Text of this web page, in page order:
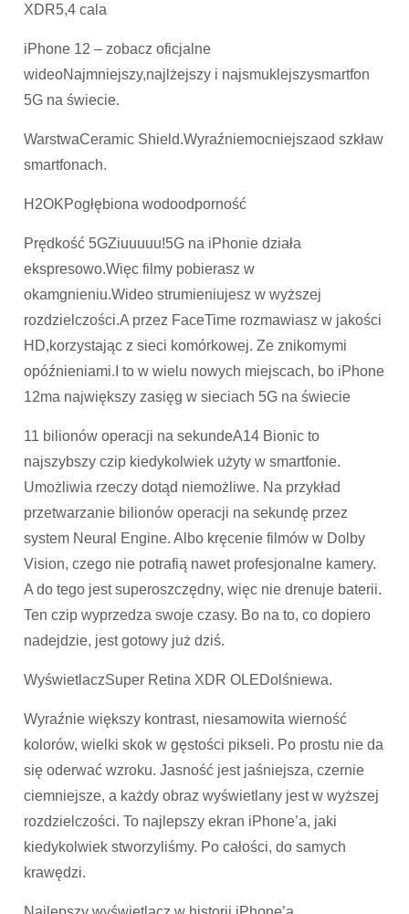
XDR5,4 cala
iPhone 12 – zobacz oficjalne
wideoNajmniejszy,najlżejszy i najsmuklejszysmartfon
5G na świecie.
WarstwaCeramic Shield.Wyraźniemocniejszaod szkław
smartfonach.
H2OKPogłębiona wodoodporność
Prędkość 5GZiuuuuu!5G na iPhonie działa
ekspresowo.Więc filmy pobierasz w
okamgnieniu.Wideo strumieniujesz w wyższej
rozdzielczości.A przez FaceTime rozmawiasz w jakości
HD,korzystając z sieci komórkowej. Ze znikomymi
opóźnieniami.I to w wielu nowych miejscach, bo iPhone
12ma największy zasięg w sieciach 5G na świecie
11 bilionów operacji na sekundeA14 Bionic to
najszybszy czip kiedykolwiek użyty w smartfonie.
Umożliwia rzeczy dotąd niemożliwe. Na przykład
przetwarzanie bilionów operacji na sekundę przez
system Neural Engine. Albo kręcenie filmów w Dolby
Vision, czego nie potrafią nawet profesjonalne kamery.
A do tego jest superoszczędny, więc nie drenuje baterii.
Ten czip wyprzedza swoje czasy. Bo na to, co dopiero
nadejdzie, jest gotowy już dziś.
WyświetlaczSuper Retina XDR OLEDolśniewa.
Wyraźnie większy kontrast, niesamowita wierność
kolorów, wielki skok w gęstości pikseli. Po prostu nie da
się oderwać wzroku. Jasność jest jaśniejsza, czernie
ciemniejsze, a każdy obraz wyświetlany jest w wyższej
rozdzielczości. To najlepszy ekran iPhone’a, jaki
kiedykolwiek stworzyliśmy. Po całości, do samych
krawędzi.